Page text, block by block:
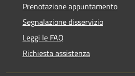
Prenotazione appuntamento
Segnalazione disservizio
Leggi le FAQ
Richiesta assistenza